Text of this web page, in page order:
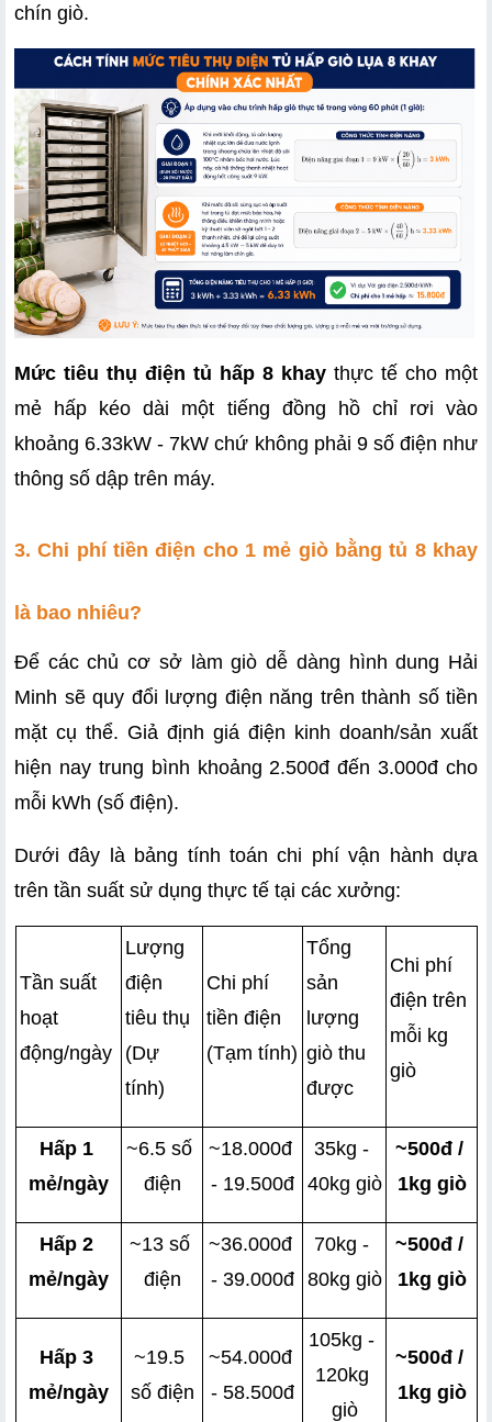
chín giò.
Mức tiêu thụ điện tủ hấp 8 khay thực tế cho một
mẻ hấp kéo dài một tiếng đồng hồ chỉ rơi vào
khoảng 6.33kW - 7kW chứ không phải 9 số điện như
thông số dập trên máy.
3. Chi phí tiền điện cho 1 mẻ giò bằng tủ 8 khay
là bao nhiêu?
Để các chủ cơ sở làm giò dễ dàng hình dung Hải
Minh sẽ quy đổi lượng điện năng trên thành số tiền
mặt cụ thể. Giả định giá điện kinh doanh/sản xuất
hiện nay trung bình khoảng 2.500đ đến 3.000đ cho
mỗi kWh (số điện).
Dưới đây là bảng tính toán chi phí vận hành dựa
trên tần suất sử dụng thực tế tại các xưởng:
Tần suất
hoạt
động/ngày
Lượng
điện
tiêu thụ
(Dự
tính)
Chi phí
tiền điện
(Tạm tính)
Tổng
sản
lượng
giò thu
được
Chi phí
điện trên
mỗi kg
giò
Hấp 1
mẻ/ngày
~6.5 số
điện
~18.000đ
- 19.500đ
35kg -
40kg giò
~500đ /
1kg giò
Hấp 2
mẻ/ngày
~13 số
điện
~36.000đ
- 39.000đ
70kg -
80kg giò
~500đ /
1kg giò
Hấp 3
mẻ/ngày
~19.5
số điện
~54.000đ
- 58.500đ
105kg -
120kg
giò
~500đ /
1kg giò